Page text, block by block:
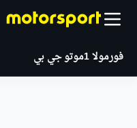
فورمولا 1 موتو جي بي